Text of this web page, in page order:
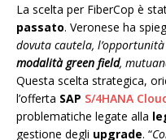
La scelta per FiberCop è
passato. Veronese ha
dovuta cautela,
modalità green field,
Questa scelta strategica,
l’offerta SAP S/4HANA
problematiche legate alla
gestione degli upgrade. “